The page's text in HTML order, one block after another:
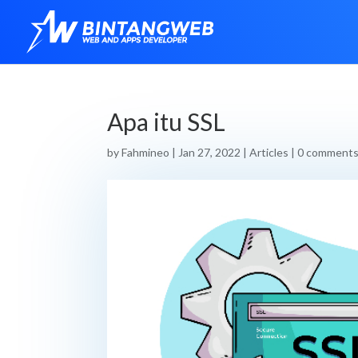
Apa itu SSL
byFahmineo | Jan 27, 2022 |Articles |0